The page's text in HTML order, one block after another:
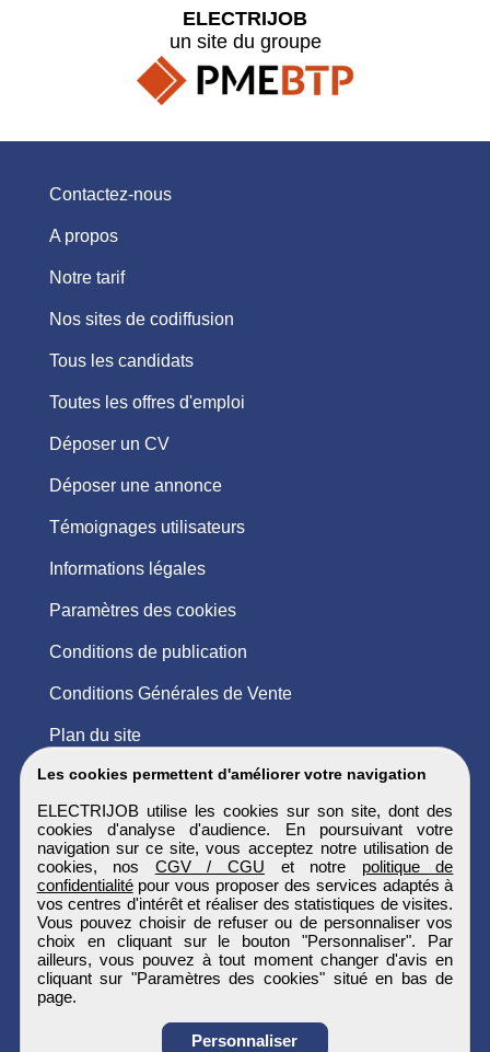
Les cookies permettent d'améliorer votre navigation
ELECTRIJOB utilise les cookies sur son site, dont des
cookies d'analyse d'audience. En poursuivant votre
navigation sur ce site, vous acceptez notre utilisation de
cookies, nos CGV / CGU et notre politique de
confidentialitépour vous proposer des services adaptés à
vos centres d'intérêt et réaliser des statistiques de visites.
Vous pouvez choisir de refuser ou de personnaliser vos
choix en cliquant sur le bouton "Personnaliser". Par
ailleurs, vous pouvez à tout moment changer d'avis en
cliquant sur "Paramètres des cookies" situé en bas de
page.
Personnaliser
ELECTRIJOB
un site du groupe
Contactez-nous
A propos
Notre tarif
Nos sites de codiffusion
Tous les candidats
Toutes les offres d'emploi
Déposer un CV
Déposer une annonce
Témoignages utilisateurs
Informations légales
Paramètres des cookies
Conditions de publication
Conditions Générales de Vente
Plan du site